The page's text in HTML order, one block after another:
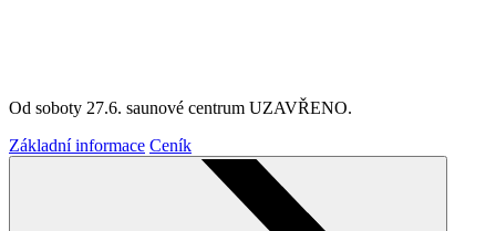
Od soboty 27.6. saunové centrum UZAVŘENO.
Základní informace Ceník